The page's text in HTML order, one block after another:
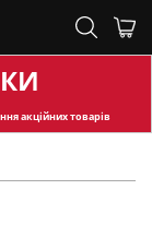
акційних товарів